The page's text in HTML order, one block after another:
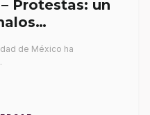
Protestas: un
de México ha